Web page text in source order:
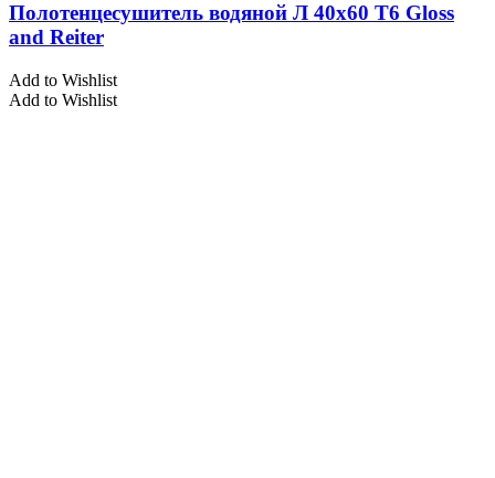
Полотенцесушитель водяной Л 40х60 Т6 Gloss
and Reiter
Add to Wishlist
Add to Wishlist